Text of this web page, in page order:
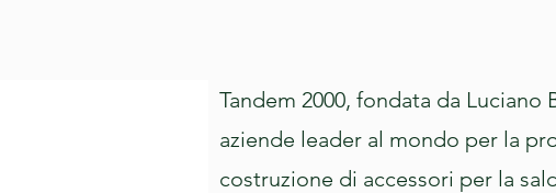
Tandem 2000, fondata da Luciano
aziende leader al mondo per la
costruzione di accessori per la